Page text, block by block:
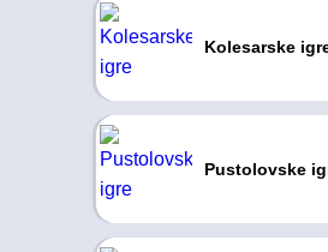
Kolesarske
Pustolovske